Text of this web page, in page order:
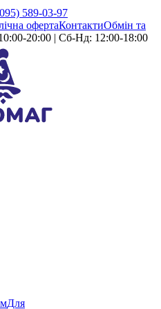
589-03-97
офертаКонтактиОбмін та
20:00 | Сб-Нд: 12:00-18:00
Для